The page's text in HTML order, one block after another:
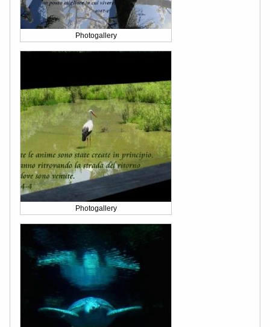
Photogallery
Photogallery